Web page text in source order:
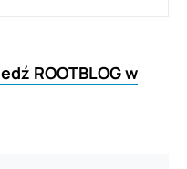
ROOTBLOG w